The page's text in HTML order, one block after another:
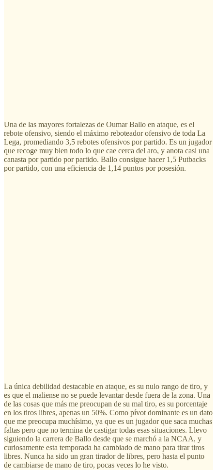
Una de las mayores fortalezas de Oumar Ballo en ataque, es el
rebote ofensivo, siendo el máximo reboteador ofensivo de toda La
Lega, promediando 3,5 rebotes ofensivos por partido. Es un jugador
que recoge muy bien todo lo que cae cerca del aro, y anota casi una
canasta por partido por partido. Ballo consigue hacer 1,5 Putbacks
por partido, con una eficiencia de 1,14 puntos por posesión.
La única debilidad destacable en ataque, es su nulo rango de tiro, y
es que el maliense no se puede levantar desde fuera de la zona. Una
de las cosas que más me preocupan de su mal tiro, es su porcentaje
en los tiros libres, apenas un 50%. Como pívot dominante es un dato
que me preocupa muchísimo, ya que es un jugador que saca muchas
faltas pero que no termina de castigar todas esas situaciones. Llevo
siguiendo la carrera de Ballo desde que se marchó a la NCAA, y
curiosamente esta temporada ha cambiado de mano para tirar tiros
libres. Nunca ha sido un gran tirador de libres, pero hasta el punto
de cambiarse de mano de tiro, pocas veces lo he visto.